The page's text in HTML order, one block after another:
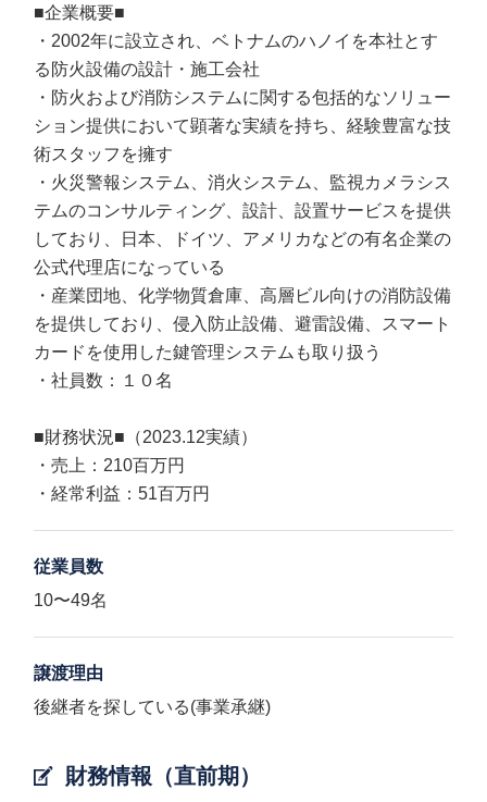
■企業概要■
・2002年に設立され、ベトナムのハノイを本社とす
る防火設備の設計・施工会社
・防火および消防システムに関する包括的なソリュー
ション提供において顕著な実績を持ち、経験豊富な技
術スタッフを擁す
・火災警報システム、消火システム、監視カメラシス
テムのコンサルティング、設計、設置サービスを提供
しており、日本、ドイツ、アメリカなどの有名企業の
公式代理店になっている
・産業団地、化学物質倉庫、高層ビル向けの消防設備
を提供しており、侵入防止設備、避雷設備、スマート
カードを使用した鍵管理システムも取り扱う
・社員数：１０名
■財務状況■（2023.12実績）
・売上：210百万円
・経常利益：51百万円
従業員数
10〜49名
譲渡理由
後継者を探している(事業承継)
財務情報（直前期）